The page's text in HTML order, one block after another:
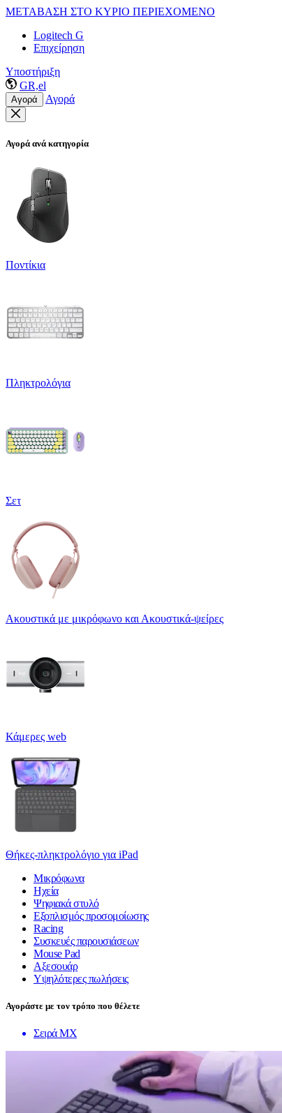
ΜΕΤΑΒΑΣΗ ΣΤΟ ΚΥΡΙΟ ΠΕΡΙΕΧΟΜΕΝΟ
Logitech G
Επιχείρηση
Υποστήριξη
GR,el
Αγορά Αγορά
Αγορά ανά κατηγορία
Ποντίκια
Πληκτρολόγια
Σετ
Ακουστικά με μικρόφωνο και Ακουστικά-ψείρες
Κάμερες web
Θήκες-πληκτρολόγιο για iPad
Μικρόφωνα
Ηχεία
Ψηφιακά στυλό
Εξοπλισμός προσομοίωσης
Racing
Συσκευές παρουσιάσεων
Mouse Pad
Αξεσουάρ
Υψηλότερες πωλήσεις
Αγοράστε με τον τρόπο που θέλετε
Σειρά MX